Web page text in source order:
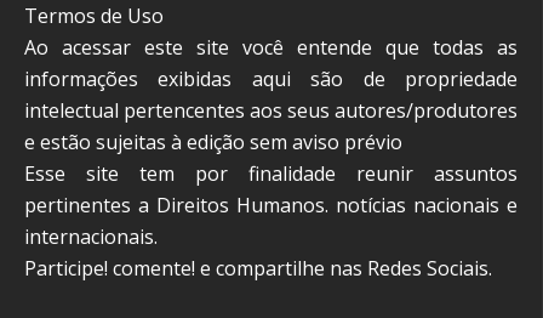
Termos de Uso
Ao acessar este site você entende que todas as
informações exibidas aqui são de propriedade
intelectual pertencentes aos seus autores/produtores
e estão sujeitas à edição sem aviso prévio
Esse site tem por finalidade reunir assuntos
pertinentes a Direitos Humanos. notícias nacionais e
internacionais.
Participe! comente! e compartilhe nas Redes Sociais.